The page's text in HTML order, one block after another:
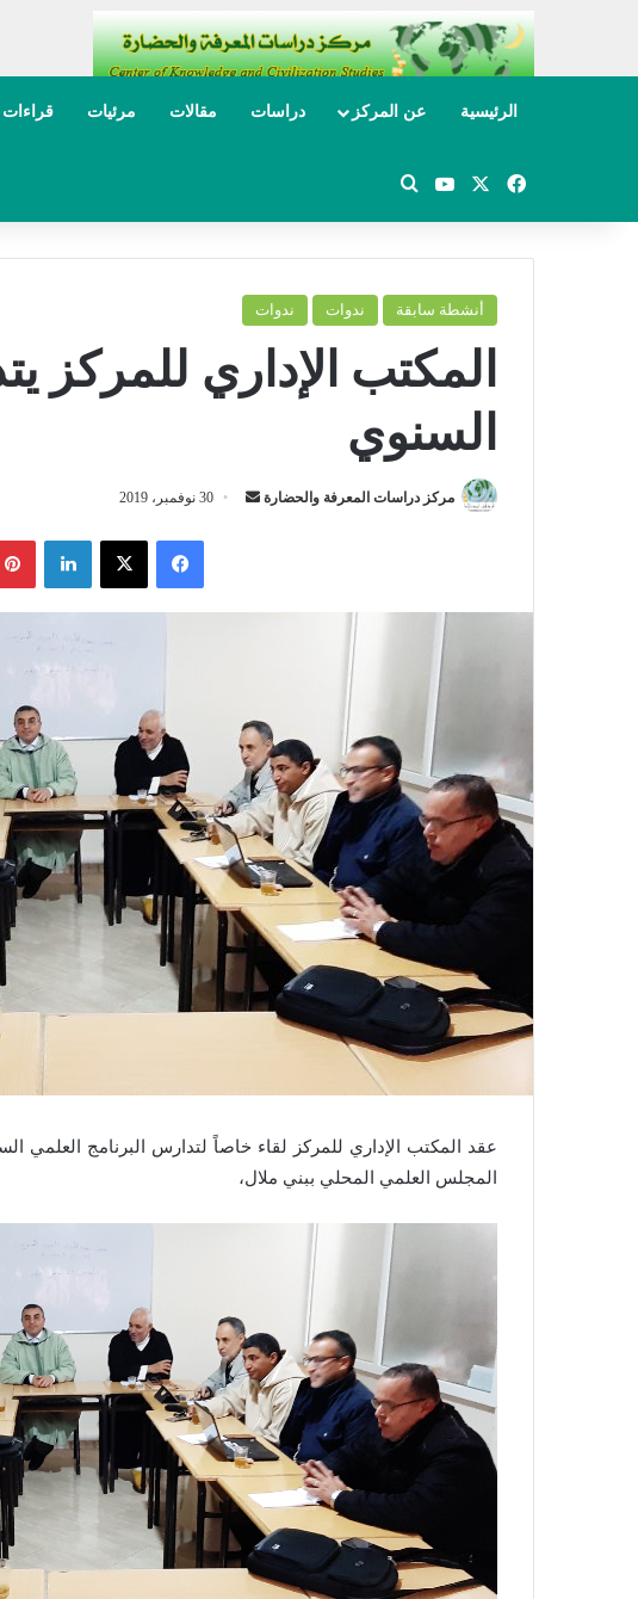
الرئيسية عن المركز دراسات مقالات مرئيات
فيسبوك ‫YouTube
أنشطة سابقة ندوات ندوات
المكتب الإداري للمركز
السنوي
مركز دراسات المعرفة والحضارة
ب
ا
إ
ل
ك
ت
ر
ن
ي
30 نوفمبر، 2019
فيسبوك ‫X لينكدإن
المجلس العلمي المحلي ببني ملال،